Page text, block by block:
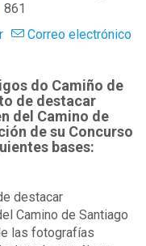
861
Correo electrónico
do Camiño de
de destacar
del Camino de
de su Concurso
bases:
destacar
Camino de Santiago
las fotografías